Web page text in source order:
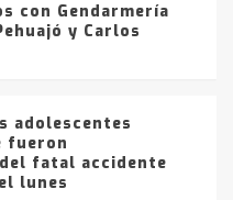
con Gendarmería
y Carlos
adolescentes
fueron
fatal accidente
lunes